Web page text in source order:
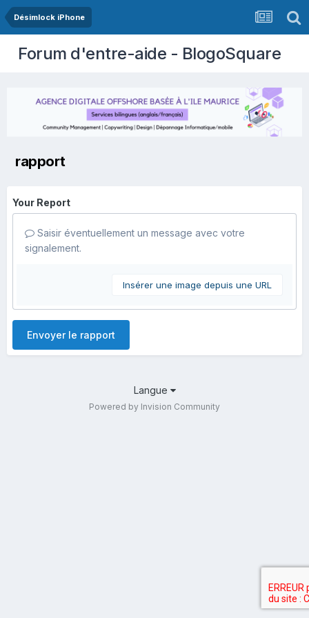
Désimlock iPhone
Forum d'entre-aide - BlogoSquare
rapport
Your Report
Saisir éventuellement un message avec votre
signalement.
Insérer une image depuis une URL
Envoyer le rapport
Langue
Powered by Invision Community